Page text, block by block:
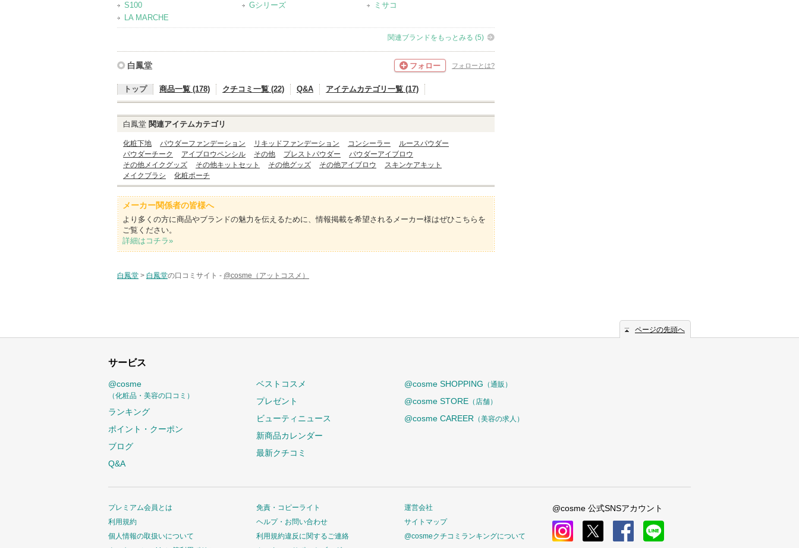
S100
Gシリーズ
ミサコ
LA MARCHE
関連ブランドをもっとみる (5)
白鳳堂 フォロー フォローとは?
トップ 商品一覧 (178) クチコミ一覧 (22) Q&A アイテムカテゴリ一覧 (17)
白鳳堂 関連アイテムカテゴリ
化粧下地 パウダーファンデーション リキッドファンデーション コンシーラー
ルースパウダー
パウダーチーク
アイブロウペンシル その他 プレストパウダー
パウダーアイブロウ
その他メイクグッズ
その他キットセット その他グッズ その他アイブロウ
スキンケアキット
メイクブラシ
化粧ポーチ
メーカー関係者の皆様へ
より多くの方に商品やブランドの魅力を伝えるために、情報掲載を希望されるメーカー様はぜひこちらを
ご覧ください。
詳細はコチラ»
白鳳堂 > 白鳳堂の口コミサイト - @cosme（アットコスメ）
ページの先頭へ
サービス
@cosme
（化粧品・美容の口コミ）
ランキング
ポイント・クーポン
ブログ
Q&A
ベストコスメ
プレゼント
ビューティニュース
新商品カレンダー
最新クチコミ
@cosme SHOPPING （通販）
@cosme STORE （店舗）
@cosme CAREER （美容の求人）
プレミアム会員とは
利用規約
個人情報の取扱いについて
免責・コピーライト
ヘルプ・お問い合わせ
利用規約違反に関するご連絡
運営会社
サイトマップ
@cosmeクチコミランキングについて
@cosme 公式SNSアカウント